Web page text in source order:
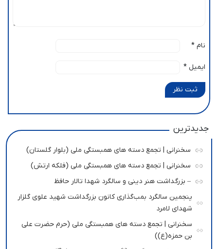
نام *
ایمیل *
ثبت نظر
جدیدترین
سخنرانی | تجمع دسته های همبستگی ملی (بلوار گلستان)
سخنرانی | تجمع دسته های همبستگی ملی (فلکه ارتش)
– بزرگداشت هنر دینی و سالگرد شهدا تالار حافظ
پنجمین سالگرد بمب‌گذاری کانون بزرگداشت شهید علوی گلزار
شهدای لامرد
سخنرانی | تجمع دسته های همبستگی ملی (حرم حضرت علی
بن حمزه(ع))